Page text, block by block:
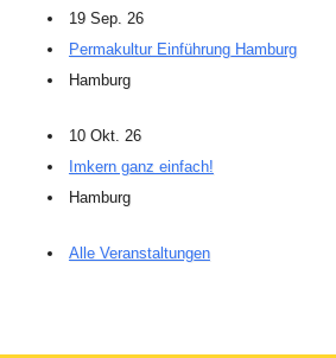
19 Sep. 26
Permakultur Einführung Hamburg
Hamburg
10 Okt. 26
Imkern ganz einfach!
Hamburg
Alle Veranstaltungen